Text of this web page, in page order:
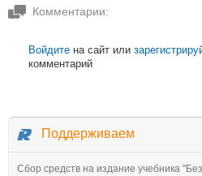
Комментарии:
Войдите на сайт или
комментарий
Поддерживаем
Сбор средств на издание учебника